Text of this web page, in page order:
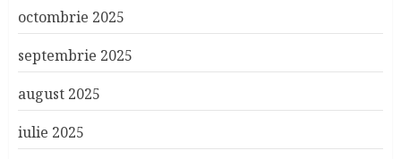
octombrie 2025
septembrie 2025
august 2025
iulie 2025